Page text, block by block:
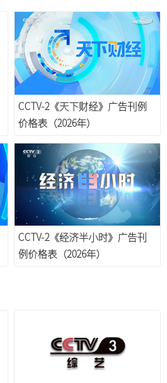
CCTV-2《天下财经》广告刊例
价格表（2026年）
CCTV-2《经济半小时》广告刊
例价格表（2026年）